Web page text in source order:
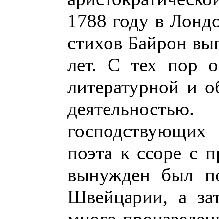
1788 году в
стихов Байрон
лет. С тех пор
литературной и
господствующих
поэта к ссоре с
вынужден был
Швейцарии, а